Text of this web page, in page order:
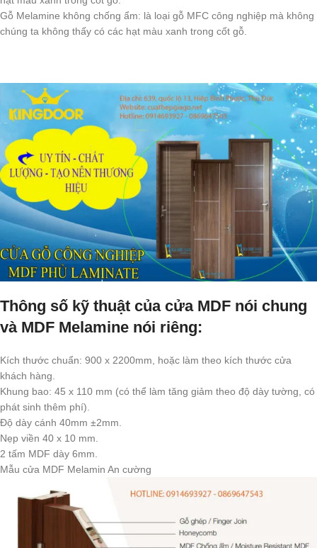
Gỗ Melamine không chống ẩm: là loại gỗ MFC công nghiệp mà không
chúng ta không thấy có các hạt màu xanh trong cốt gỗ.
Thông số kỹ thuật của cửa MDF nói chung
và MDF Melamine nói riêng:
Kích thước chuẩn: 900 x 2200mm, hoặc làm theo kích thước cửa
khách hàng.
Khung bao: 45 x 110 mm (có thể làm tăng giảm theo độ dày tường, có
phát sinh thêm phí).
Độ dày cánh 40mm ±2mm.
Nẹp viền 40 x 10 mm.
2 tấm MDF dày 6mm.
Mẫu cửa MDF Melamin An cường